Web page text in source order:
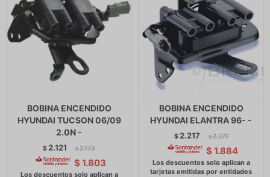
BOBINA ENCENDIDO
HYUNDAI TUCSON 06/09
2.0N -
$ 2.121 $ 2.173
$ 1.803
BOBINA ENCENDIDO
HYUNDAI ELANTRA 96- -
$ 2.217 $ 2.271
$ 1.884